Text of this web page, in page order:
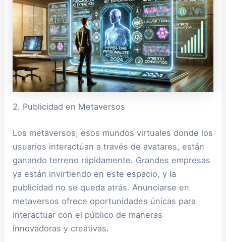
2. Publicidad en Metaversos
Los metaversos, esos mundos virtuales donde los
usuarios interactúan a través de avatares, están
ganando terreno rápidamente. Grandes empresas
ya están invirtiendo en este espacio, y la
publicidad no se queda atrás. Anunciarse en
metaversos ofrece oportunidades únicas para
interactuar con el público de maneras
innovadoras y creativas.